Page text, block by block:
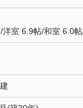
/洋室 6.9帖/和室 6.0帖